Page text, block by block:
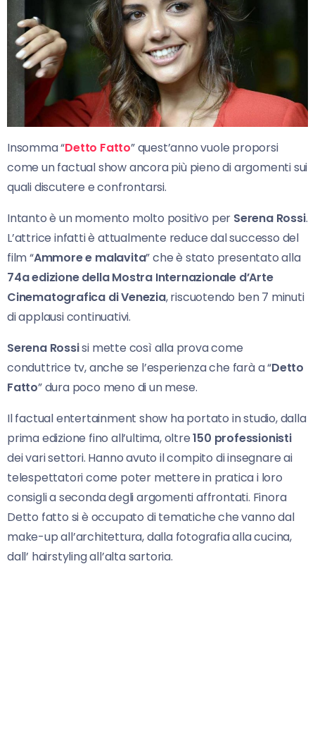
Insomma “Detto Fatto” quest’anno vuole proporsi
come un factual show ancora più pieno di argomenti sui
quali discutere e confrontarsi.
Intanto è un momento molto positivo per Serena Rossi.
L’attrice infatti è attualmente reduce dal successo del
film “Ammore e malavita” che è stato presentato alla
74a edizione della Mostra Internazionale d’Arte
Cinematografica di Venezia, riscuotendo ben 7 minuti
di applausi continuativi.
Serena Rossisi mette così alla prova come
conduttrice tv, anche se l’esperienza che farà a “Detto
Fatto” dura poco meno di un mese.
Il factual entertainment show ha portato in studio, dalla
prima edizione fino all’ultima, oltre150 professionisti
dei vari settori. Hanno avuto il compito di insegnare ai
telespettatori come poter mettere in pratica i loro
consigli a seconda degli argomenti affrontati. Finora
Detto fatto si è occupato di tematiche che vanno dal
make-up all’architettura, dalla fotografia alla cucina,
dall’ hairstyling all’alta sartoria.